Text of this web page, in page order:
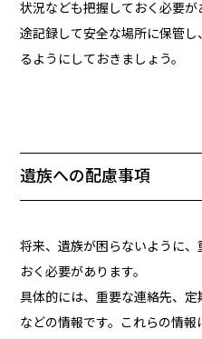
状況なども把握しておく必要が
途記録して安全な場所に保管
るようにしておきましょう。
遺族への配慮事項
将来、遺族が困らないように
おく必要があります。
具体的には、重要な連絡先、
などの情報です。これらの情